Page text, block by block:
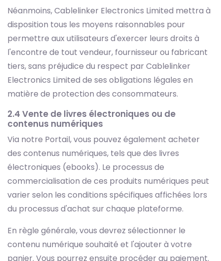
Néanmoins, Cablelinker Electronics Limited mettra à
disposition tous les moyens raisonnables pour
permettre aux utilisateurs d'exercer leurs droits à
l'encontre de tout vendeur, fournisseur ou fabricant
tiers, sans préjudice du respect par Cablelinker
Electronics Limited de ses obligations légales en
matière de protection des consommateurs.
2.4 Vente de livres électroniques ou de
contenus numériques
Via notre Portail, vous pouvez également acheter
des contenus numériques, tels que des livres
électroniques (ebooks). Le processus de
commercialisation de ces produits numériques peut
varier selon les conditions spécifiques affichées lors
du processus d'achat sur chaque plateforme.
En règle générale, vous devrez sélectionner le
contenu numérique souhaité et l'ajouter à votre
panier. Vous pourrez ensuite procéder au paiement.